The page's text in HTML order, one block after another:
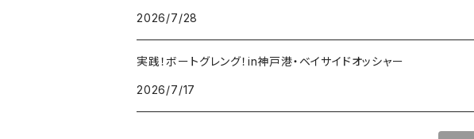
ジャックナカムラ
2026/7/28
実践！ボートグレング！in神戸港・ベイサイドオッシャー
2026/7/17